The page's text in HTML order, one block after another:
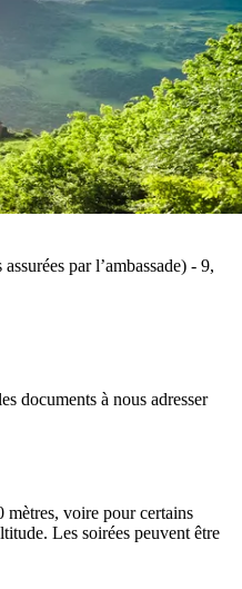
par l’ambassade) - 9,
documents à nous adresser
mètres, voire pour certains
Les soirées peuvent être